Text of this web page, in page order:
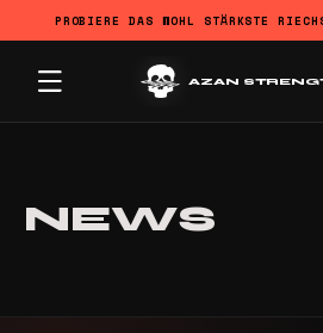
DIREKT ZUM INHALT
PROBIERE DAS WOHL STÄRKSTE
AZAN
NEWS